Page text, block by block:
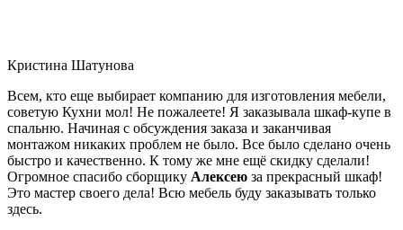
Кристина Шатунова
Всем, кто еще выбирает компанию для изготовления мебели,
советую Кухни мол! Не пожалеете! Я заказывала шкаф-купе в
спальню. Начиная с обсуждения заказа и заканчивая
монтажом никаких проблем не было. Все было сделано очень
быстро и качественно. К тому же мне ещё скидку сделали!
Огромное спасибо сборщику Алексею за прекрасный шкаф!
Это мастер своего дела! Всю мебель буду заказывать только
здесь.